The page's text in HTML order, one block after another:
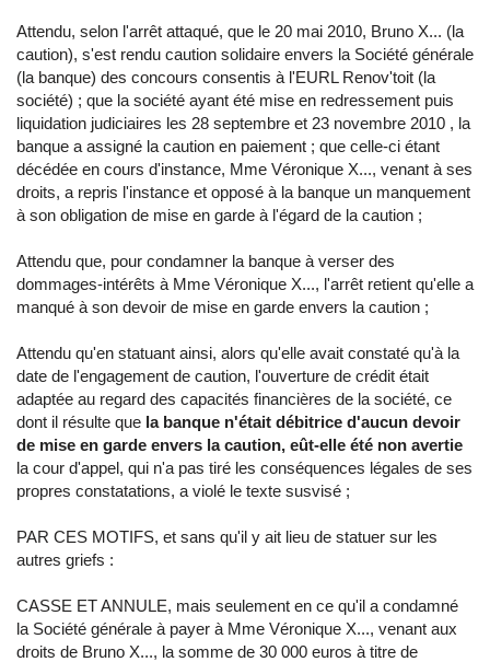
Attendu, selon l'arrêt attaqué, que le 20 mai 2010, Bruno X... (la
caution), s'est rendu caution solidaire envers la Société générale
(la banque) des concours consentis à l'EURL Renov'toit (la
société) ; que la société ayant été mise en redressement puis
liquidation judiciaires les 28 septembre et 23 novembre 2010 , la
banque a assigné la caution en paiement ; que celle-ci étant
décédée en cours d'instance, Mme Véronique X..., venant à ses
droits, a repris l'instance et opposé à la banque un manquement
à son obligation de mise en garde à l'égard de la caution ;
Attendu que, pour condamner la banque à verser des
dommages-intérêts à Mme Véronique X..., l'arrêt retient qu'elle a
manqué à son devoir de mise en garde envers la caution ;
Attendu qu'en statuant ainsi, alors qu'elle avait constaté qu'à la
date de l'engagement de caution, l'ouverture de crédit était
adaptée au regard des capacités financières de la société, ce
dont il résulte que la banque n'était débitrice d'aucun devoir
de mise en garde envers la caution, eût-elle été non avertie
la cour d'appel, qui n'a pas tiré les conséquences légales de ses
propres constatations, a violé le texte susvisé ;
PAR CES MOTIFS, et sans qu'il y ait lieu de statuer sur les
autres griefs :
CASSE ET ANNULE, mais seulement en ce qu'il a condamné
la Société générale à payer à Mme Véronique X..., venant aux
droits de Bruno X..., la somme de 30 000 euros à titre de